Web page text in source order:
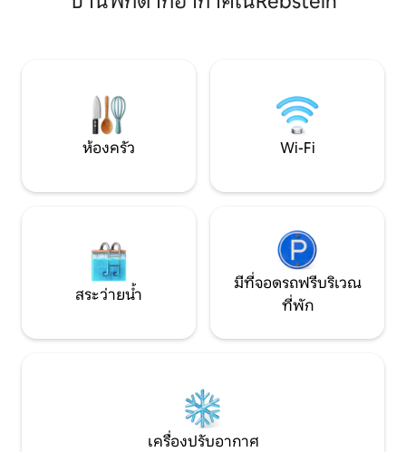
→ ห้องนอนพร้อมเตียงคู่ → พื้น
ห้องครัว Wi-Fi
สระว่ายน้ำ
มีที่จอดรถฟรีบริเวณ
ที่พัก
เครื่องปรับอากาศ